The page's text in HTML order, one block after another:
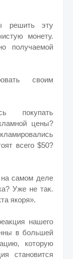
решить эту
монету.
получаемой
своим
покупать
цены?
всего $50?
самом деле
Уже не так.
якоря».
нашего
в большей
которую
становится